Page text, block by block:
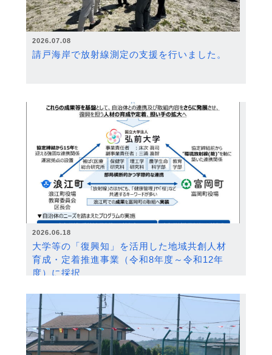
2026.07.08
請戸海岸で放射線測定の支援を行いました。
2026.06.18
大学等の「復興知」を活用した地域共創人材
育成・定着推進事業（令和8年度～令和12年
度）に採択